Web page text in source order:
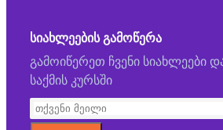
ᲡᲘᲐᲮᲚᲔᲔᲑᲘᲡ ᲒᲐᲛᲝᲬᲔᲠᲐ
გამოიწერეთ ჩვენი სიახლეები
საქმის კურსში